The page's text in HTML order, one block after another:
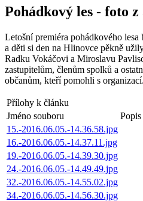
Pohádkový les - foto z
Letošní premiéra pohádkového lesa
a děti si den na Hlinovce pěkně
Radku Vokáčovi a Miroslavu
zastupitelům, členům spolků a
občanům, kteří pomohli s organizací.
Přílohy k článku
Jméno souboru
Popis
15.-2016.06.05.-14.36.58.jpg
16.-2016.06.05.-14.37.11.jpg
19.-2016.06.05.-14.39.30.jpg
24.-2016.06.05.-14.49.49.jpg
32.-2016.06.05.-14.55.02.jpg
34.-2016.06.05.-14.56.30.jpg